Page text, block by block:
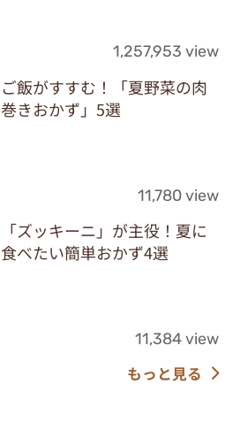
1,257,953 view
ご飯がすすむ！「夏野菜の肉
巻きおかず」5選
11,780 view
「ズッキーニ」が主役！夏に
食べたい簡単おかず4選
11,384 view
もっと見る